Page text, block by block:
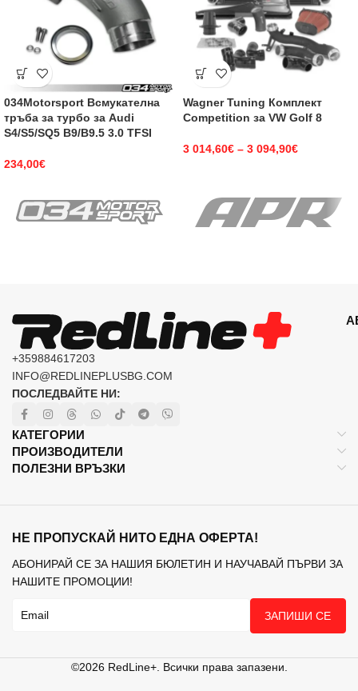
034Motorsport Всмукателна
тръба за турбо за Audi
S4/S5/SQ5 B9/B9.5 3.0 TFSI
234,00€
Wagner Tuning Комплект
Competition за VW Golf 8
3 014,60€ – 3 094,90€
+359884617203
INFO@REDLINEPLUSBG.COM
ПОСЛЕДВАЙТЕ НИ:
КАТЕГОРИИ
ПРОИЗВОДИТЕЛИ
ПОЛЕЗНИ ВРЪЗКИ
НЕ ПРОПУСКАЙ НИТО ЕДНА ОФЕРТА!
АБОНИРАЙ СЕ ЗА НАШИЯ БЮЛЕТИН И НАУЧАВАЙ ПЪРВИ ЗА
НАШИТЕ ПРОМОЦИИ!
ЗАПИШИ СЕ
©2026 RedLine+. Всички права запазени.